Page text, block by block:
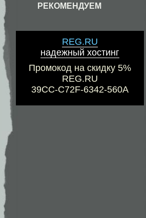
РЕКОМЕНДУЕМ
REG.RU
надежный хостинг
Промокод на скидку 5%
REG.RU
39CC-C72F-6342-560A